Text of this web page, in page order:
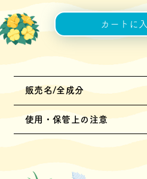
カートに
販売名/全成分
使用・保管上の注意